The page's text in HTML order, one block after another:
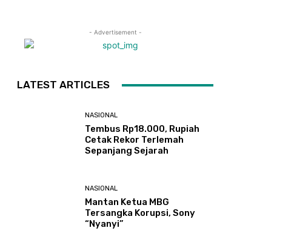
- Advertisement -
LATEST ARTICLES
NASIONAL
Tembus Rp18.000, Rupiah
Cetak Rekor Terlemah
Sepanjang Sejarah
NASIONAL
Mantan Ketua MBG
Tersangka Korupsi, Sony
“Nyanyi”